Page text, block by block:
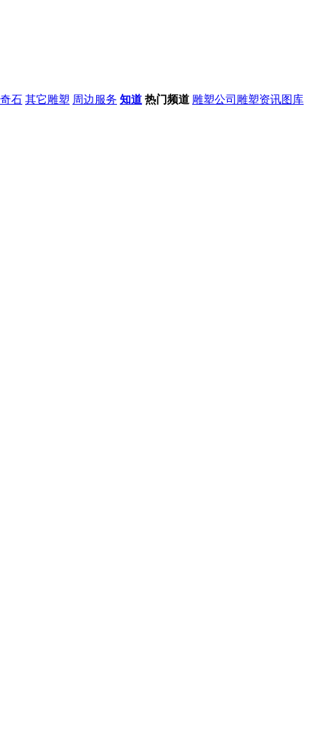
石 其它雕塑 周边服务 知道 热门频道 雕塑公司 雕塑资讯图库